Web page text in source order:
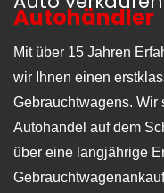
Autohändler
Mit über 15 Jahren
wir Ihnen einen
Gebrauchtwagens. Wir
Autohandel auf dem
über eine langjährige